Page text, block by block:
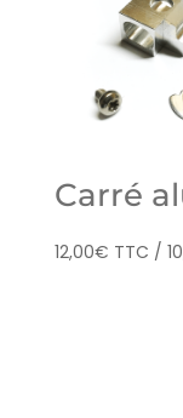
Carré
12,00€ TTC /